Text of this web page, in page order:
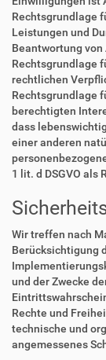
Rechtsgrundlage
Leistungen und
Beantwortung von
Rechtsgrundlage
rechtlichen
Rechtsgrundlage
berechtigten
dass
einer anderen
1 lit. d DSGVO als
Wir treffen nach
Berücksichtigung
und der Zwecke
Rechte und
technische und
angemessenes